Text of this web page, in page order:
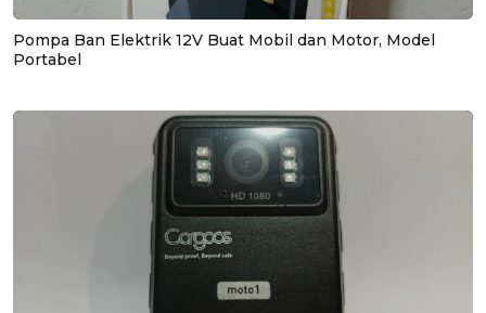
Pompa Ban Elektrik 12V Buat Mobil dan Motor, Model
Portabel